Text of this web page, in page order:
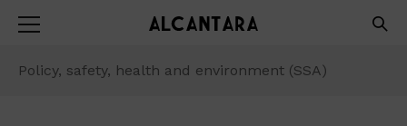
Policy, safety, health and environment (SSA)